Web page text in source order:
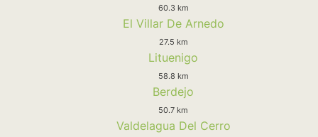
60.3 km
El Villar De Arnedo
27.5 km
Lituenigo
58.8 km
Berdejo
50.7 km
Valdelagua Del Cerro